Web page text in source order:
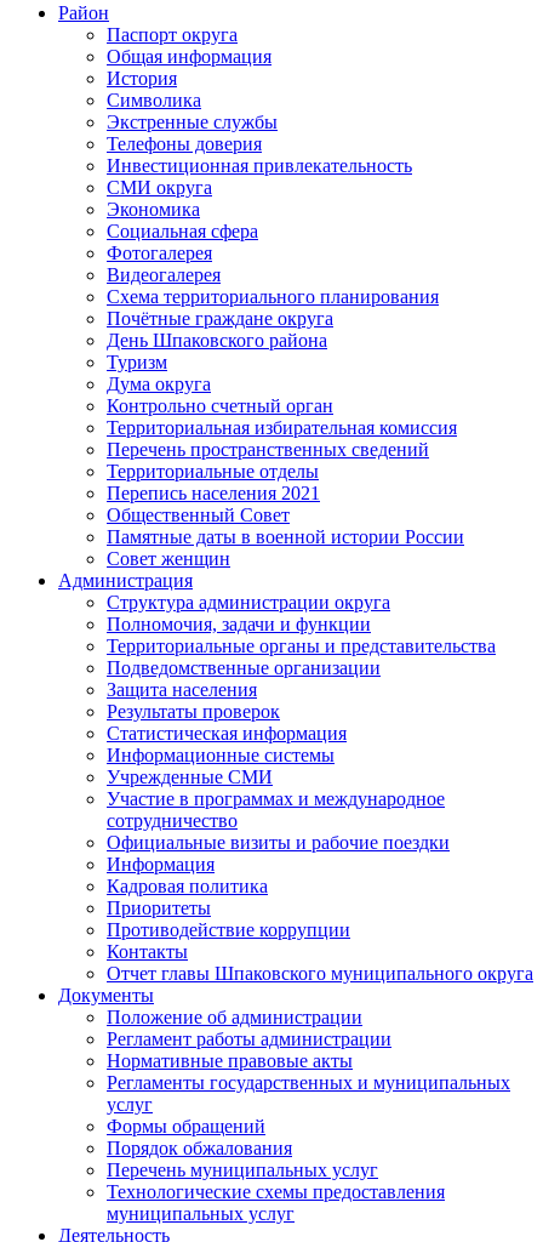
Район
Паспорт округа
Общая информация
История
Символика
Экстренные службы
Телефоны доверия
Инвестиционная привлекательность
СМИ округа
Экономика
Социальная сфера
Фотогалерея
Видеогалерея
Схема территориального планирования
Почётные граждане округа
День Шпаковского района
Туризм
Дума округа
Контрольно счетный орган
Территориальная избирательная комиссия
Перечень пространственных сведений
Территориальные отделы
Перепись населения 2021
Общественный Совет
Памятные даты в военной истории России
Совет женщин
Администрация
Структура администрации округа
Полномочия, задачи и функции
Территориальные органы и представительства
Подведомственные организации
Защита населения
Результаты проверок
Статистическая информация
Информационные системы
Учрежденные СМИ
Участие в программах и международное
сотрудничество
Официальные визиты и рабочие поездки
Информация
Кадровая политика
Приоритеты
Противодействие коррупции
Контакты
Отчет главы Шпаковского муниципального округа
Документы
Положение об администрации
Регламент работы администрации
Нормативные правовые акты
Регламенты государственных и муниципальных
услуг
Формы обращений
Порядок обжалования
Перечень муниципальных услуг
Технологические схемы предоставления
муниципальных услуг
Деятельность